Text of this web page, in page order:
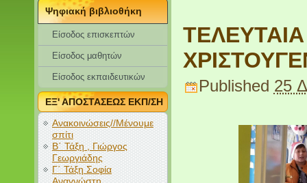
Ψηφιακή βιβλιοθήκη
Είσοδος επισκεπτών
Eίσοδος μαθητών
Είσοδος εκπαιδευτικών
ΕΞ' ΑΠΟΣΤΑΣΕΩΣ ΕΚΠ/ΣΗ
Ανακοινώσεις//Μένουμε
σπίτι
Β΄ Τάξη , Γιώργος
Γεωργιάδης
Γ΄ Τάξη Σοφία
Published 25